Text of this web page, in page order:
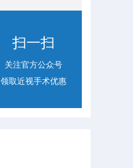
扫一扫
关注官方公众号
领取近视手术优惠